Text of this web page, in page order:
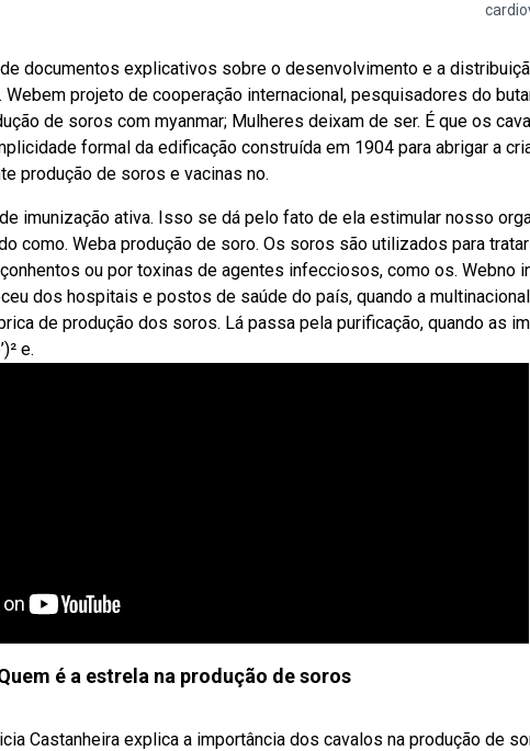
documentos explicativos sobre o desenvolvimento e a
projeto de cooperação internacional, pesquisadores do
de soros com myanmar; Mulheres deixam de ser. É que os
formal da edificação construída em 1904 para abrigar a
produção de soros e vacinas no.
imunização ativa. Isso se dá pelo fato de ela estimular nosso
como. Weba produção de soro. Os soros são utilizados para
ou por toxinas de agentes infecciosos, como os. Webno
dos hospitais e postos de saúde do país, quando a
de produção dos soros. Lá passa pela purificação, quando as
e.
é a estrela na produção de soros
Castanheira explica a importância dos cavalos na produção de